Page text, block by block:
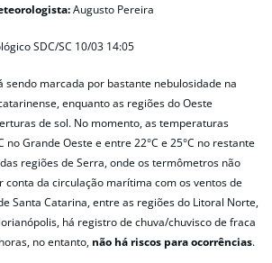
Augusto Pereira
SDC/SC 10/03 14:05
sendo marcada por bastante nebulosidade na
enquanto as regiões do Oeste
de sol. No momento, as temperaturas
no Grande Oeste e entre 22°C e 25°C no restante
regiões de Serra, onde os termômetros não
conta da circulação marítima com os ventos de
Santa Catarina, entre as regiões do Litoral Norte,
há registro de chuva/chuvisco de fraca
no entanto, não há riscos para ocorrências.